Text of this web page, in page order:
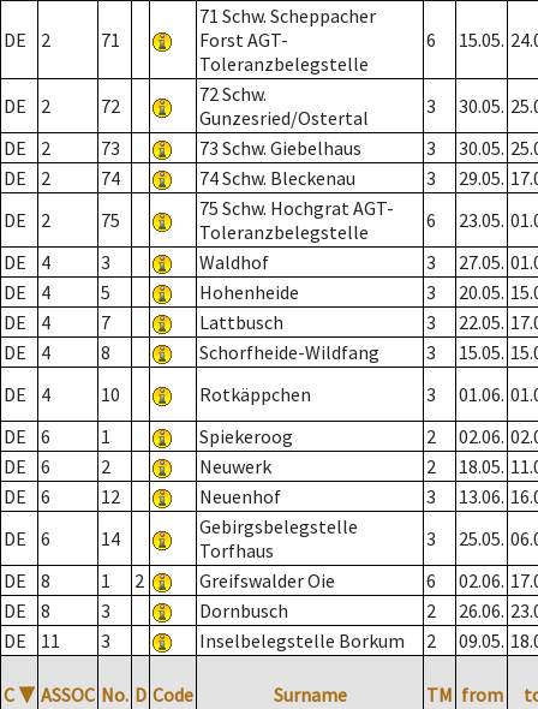
DE 2 71
71 Schw. Scheppacher
Forst AGT-
Toleranzbelegstelle
6 15.05.
DE 2 72
72 Schw.
Gunzesried/Ostertal
3 30.05.
DE
2 73 73 Schw. Giebelhaus 3 30.05.
DE
2 74 74 Schw. Bleckenau 3 29.05.
DE
2 75
75 Schw. Hochgrat AGT-
Toleranzbelegstelle
6 23.05.
DE
4 3 Waldhof 3 27.05.
DE
4 5 Hohenheide 3 20.05.
DE
4 7 Lattbusch 3 22.05.
DE
4 8 Schorfheide-Wildfang 3 15.05.
DE
4 10 Rotkäppchen 3 01.06.
DE
6 1 Spiekeroog 2 02.06.
DE
6 2 Neuwerk 2 18.05.
DE
6 12 Neuenhof 3 13.06.
DE
6 14
Gebirgsbelegstelle
Torfhaus
3 25.05.
DE
8 1 2 Greifswalder Oie 6 02.06.
DE
8 3 Dornbusch 2 26.06.
DE
11 3 Inselbelegstelle Borkum 2 09.05.
C ▼ ASSOC No. D Code Surname TM from